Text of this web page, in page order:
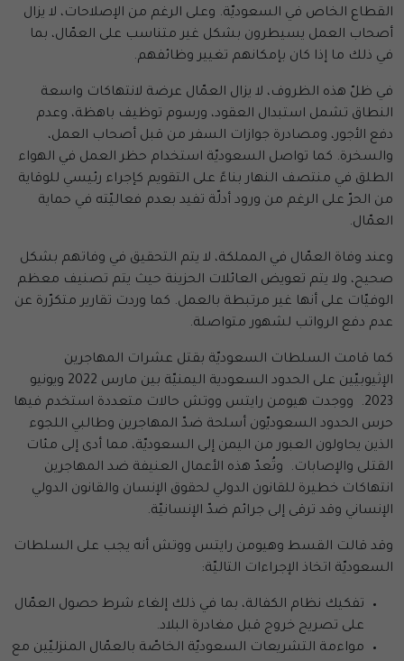
القطاع الخاص في السعوديّة. وعلى الرغم من الإصلاحات، لا يزال
أصحاب العمل يسيطرون بشكل غير متناسب على العمّال، بما
في ذلك ما إذا كان بإمكانهم تغيير وظائفهم.
في ظلّ هذه الظروف، لا يزال العمّال عرضة لانتهاكات واسعة
النطاق تشمل استبدال العقود، ورسوم توظيف باهظة، وعدم
دفع الأجور، ومصادرة جوازات السفر من قبل أصحاب العمل،
والسخرة. كما تواصل السعوديّة استخدام حظر العمل في الهواء
الطلق في منتصف النهار بناءً على التقويم كإجراء رئيسي للوقاية
من الحرّ على الرغم من ورود أدلّة تفيد بعدم فعاليّته في حماية
العمّال.
وعند وفاة العمّال في المملكة، لا يتم التحقيق في وفاتهم بشكل
صحيح، ولا يتم تعويض العائلات الحزينة حيث يتم تصنيف معظم
الوفيّات على أنها غير مرتبطة بالعمل. كما وردت تقارير متكرّرة عن
عدم دفع الرواتب لشهور متواصلة.
كما قامت السلطات السعوديّة بقتل عشرات المهاجرين
الإثيوبيّين على الحدود السعودية اليمنيّة بين مارس 2022 ويونيو
2023. ووجدت هيومن رايتس ووتش حالات متعددة استخدم فيها
حرس الحدود السعوديّون أسلحة ضدّ المهاجرين وطالبي اللجوء
الذين يحاولون العبور من اليمن إلى السعوديّة، مما أدى إلى مئات
القتلى والإصابات. وتُعدّ هذه الأعمال العنيفة ضد المهاجرين
انتهاكات خطيرة للقانون الدولي لحقوق الإنسان والقانون الدولي
الإنساني وقد ترقى إلى جرائم ضدّ الإنسانيّة.
وقد قالت القسط وهيومن رايتس ووتش أنه يجب على السلطات
السعوديّة اتخاذ الإجراءات التاليّة:
تفكيك نظام الكفالة، بما في ذلك إلغاء شرط حصول العمّال
على تصريح خروج قبل مغادرة البلاد.
مواءمة التشريعات السعوديّة الخاصّة بالعمّال المنزليّين مع